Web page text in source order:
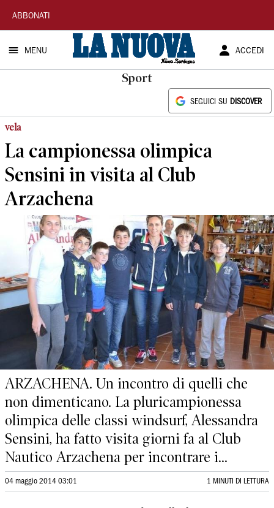
La
Nuova
Sardegna
ABBONATI
MENU ACCEDI
Sport
SEGUICI SU DISCOVER
vela
La campionessa olimpica
Sensini in visita al Club
Arzachena
ARZACHENA. Un incontro di quelli che
non dimenticano. La pluricampionessa
olimpica delle classi windsurf, Alessandra
Sensini, ha fatto visita giorni fa al Club
Nautico Arzachena per incontrare i...
04 maggio 2014 03:01 1 MINUTI DI LETTURA